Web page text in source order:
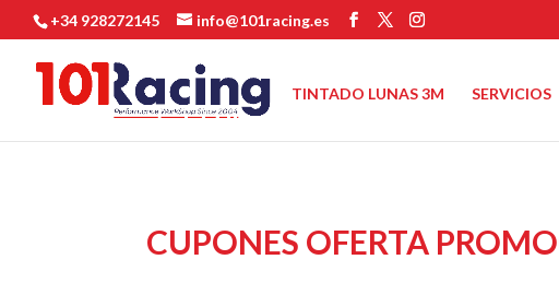
+34 928272145 info@101racing.es
TINTADO LUNAS 3M SERVICIOS
CUPONES OFERTA